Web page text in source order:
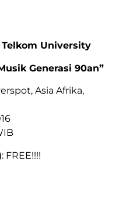
University
Generasi 90an”
Asia Afrika,
: FREE!!!!